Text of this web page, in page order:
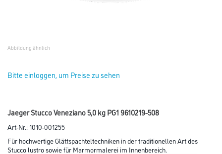
Abbildung ähnlich
Bitte einloggen, um Preise zu sehen
Jaeger Stucco Veneziano 5,0 kg PG1 9610219-508
Art-Nr.:1010-001255
Für hochwertige Glättspachteltechniken in der traditionellen Art des
Stucco lustro sowie für Marmormalerei im Innenbereich.